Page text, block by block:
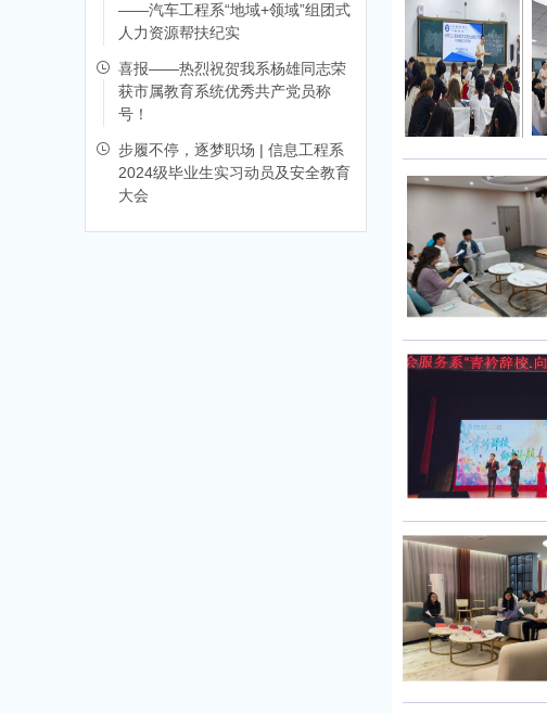
——汽车工程系“地域+领域”组团式
人力资源帮扶纪实
喜报——热烈祝贺我系杨雄同志荣
获市属教育系统优秀共产党员称
号！
步履不停，逐梦职场 | 信息工程系
2024级毕业生实习动员及安全教育
大会